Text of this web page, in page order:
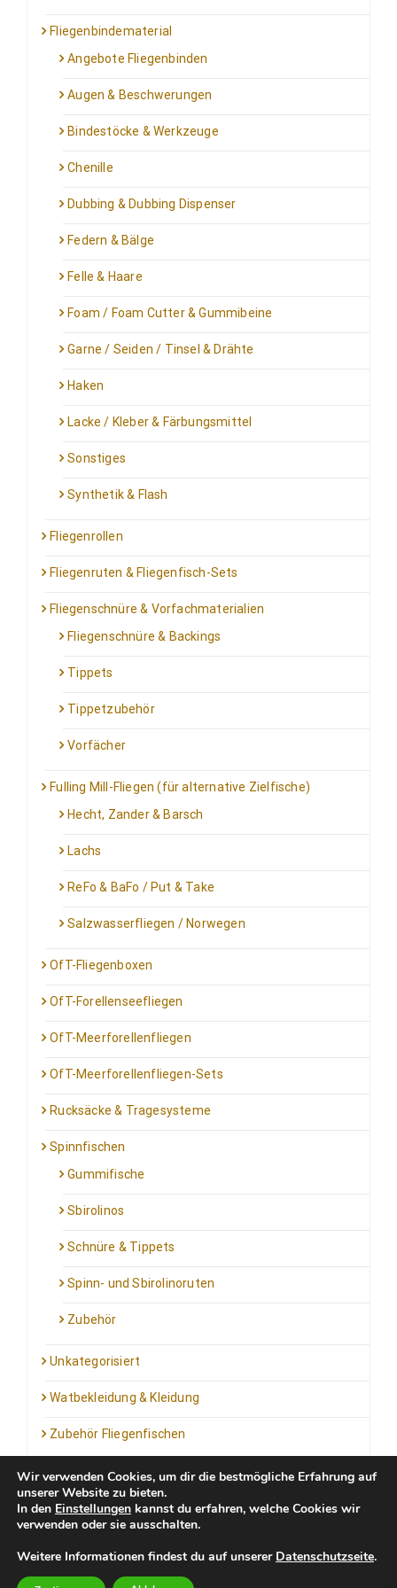
Fliegenbindematerial
Angebote Fliegenbinden
Augen & Beschwerungen
Bindestöcke & Werkzeuge
Chenille
Dubbing & Dubbing Dispenser
Federn & Bälge
Felle & Haare
Foam / Foam Cutter & Gummibeine
Garne / Seiden / Tinsel & Drähte
Haken
Lacke / Kleber & Färbungsmittel
Sonstiges
Synthetik & Flash
Fliegenrollen
Fliegenruten & Fliegenfisch-Sets
Fliegenschnüre & Vorfachmaterialien
Fliegenschnüre & Backings
Tippets
Tippetzubehör
Vorfächer
Fulling Mill-Fliegen (für alternative Zielfische)
Hecht, Zander & Barsch
Lachs
ReFo & BaFo / Put & Take
Salzwasserfliegen / Norwegen
OfT-Fliegenboxen
OfT-Forellenseefliegen
OfT-Meerforellenfliegen
OfT-Meerforellenfliegen-Sets
Rucksäcke & Tragesysteme
Spinnfischen
Gummifische
Sbirolinos
Schnüre & Tippets
Spinn- und Sbirolinoruten
Zubehör
Unkategorisiert
Watbekleidung & Kleidung
Zubehör Fliegenfischen
Kontakt: info@outfortrout.de
Wir verwenden Cookies, um dir die bestmögliche Erfahrung auf
unserer Website zu bieten.
In den Einstellungen kannst du erfahren, welche Cookies wir
verwenden oder sie ausschalten.
Weitere Informationen findest du auf unserer Datenschutzseite.